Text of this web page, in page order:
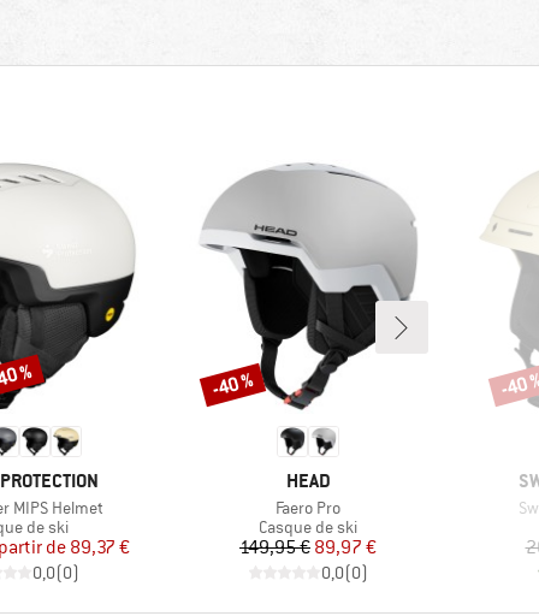
MIPS Helmet
group
de ski
Prix
Prix réduit
de 89,37 €
0,0(0)
%
MARQUE
HEAD
Article
Faero Pro
Product group
Casque de ski
Prix
149,95 €Prix réduit
89,97 €
0,0(0)
Remise
-40 % -40